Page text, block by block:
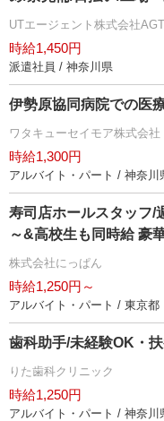
UTエージェント株式会社
時給1,450円
派遣社員 / 神奈川県
伊勢原協同病院での医
ワタキューセイモア株式会社
時給1,300円
アルバイト・パート / 神奈川
寿司店ホールスタッフ/
～&高校生も同時給 豪
株式会社にっぱん
時給1,250円～
アルバイト・パート / 東京都
歯科助手/未経験OK・
りた歯科クリニック
時給1,250円
アルバイト・パート / 神奈川